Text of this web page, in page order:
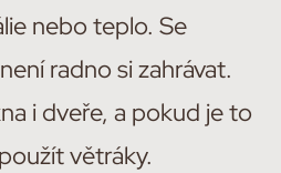
nebo teplo. Se
radno si zahrávat.
i dveře, a pokud je to
větráky.